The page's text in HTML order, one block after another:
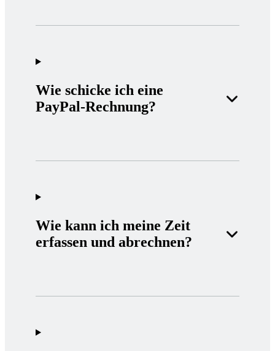
Wie schicke ich eine
PayPal-Rechnung?
Wie kann ich meine Zeit
erfassen und abrechnen?